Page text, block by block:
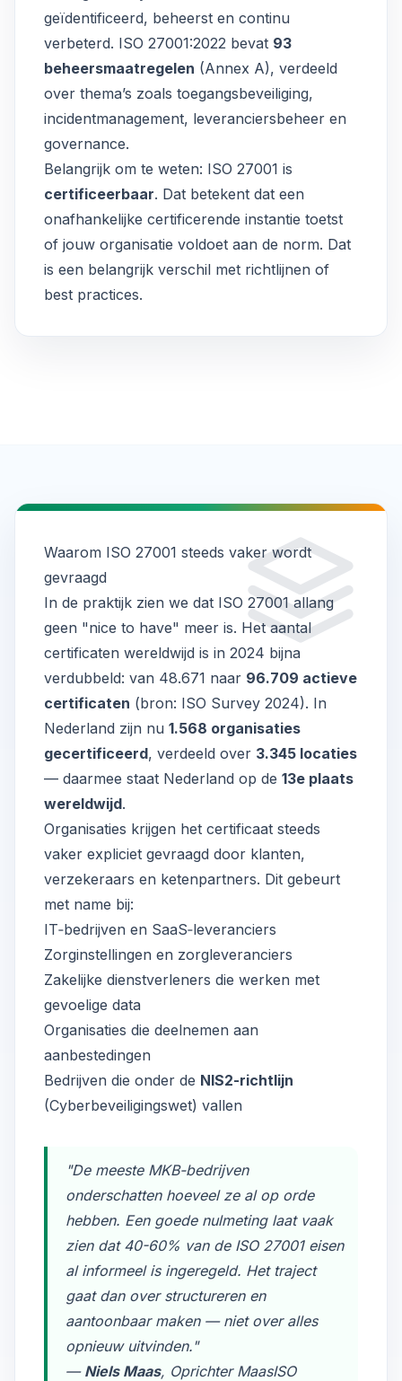
geïdentificeerd, beheerst en continu
verbeterd. ISO 27001:2022 bevat 93
beheersmaatregelen (Annex A), verdeeld
over thema’s zoals toegangsbeveiliging,
incidentmanagement, leveranciersbeheer en
governance.
Belangrijk om te weten: ISO 27001 is
certificeerbaar. Dat betekent dat een
onafhankelijke certificerende instantie toetst
of jouw organisatie voldoet aan de norm. Dat
is een belangrijk verschil met richtlijnen of
best practices.
Waarom ISO 27001 steeds vaker wordt
gevraagd
In de praktijk zien we dat ISO 27001 allang
geen "nice to have" meer is. Het aantal
certificaten wereldwijd is in 2024 bijna
verdubbeld: van 48.671 naar 96.709 actieve
certificaten (bron: ISO Survey 2024). In
Nederland zijn nu 1.568 organisaties
gecertificeerd, verdeeld over 3.345 locaties
— daarmee staat Nederland op de 13e plaats
wereldwijd.
Organisaties krijgen het certificaat steeds
vaker expliciet gevraagd door klanten,
verzekeraars en ketenpartners. Dit gebeurt
met name bij:
IT‑bedrijven en SaaS‑leveranciers
Zorginstellingen en zorgleveranciers
Zakelijke dienstverleners die werken met
gevoelige data
Organisaties die deelnemen aan
aanbestedingen
Bedrijven die onder de NIS2-richtlijn
(Cyberbeveiligingswet) vallen
"De meeste MKB-bedrijven
onderschatten hoeveel ze al op orde
hebben. Een goede nulmeting laat vaak
zien dat 40-60% van de ISO 27001 eisen
al informeel is ingeregeld. Het traject
gaat dan over structureren en
aantoonbaar maken — niet over alles
opnieuw uitvinden."
— Niels Maas, Oprichter MaasISO